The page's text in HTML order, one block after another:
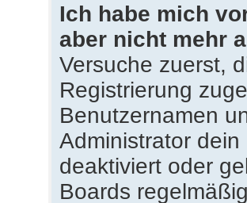
Ich habe mich
aber nicht mehr
Versuche zuerst,
Registrierung
Benutzernamen
Administrator
deaktiviert oder
Boards